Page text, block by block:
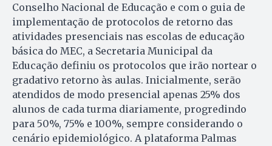
Conselho Nacional de Educação e com o guia de
implementação de protocolos de retorno das
atividades presenciais nas escolas de educação
básica do MEC, a Secretaria Municipal da
Educação definiu os protocolos que irão nortear o
gradativo retorno às aulas. Inicialmente, serão
atendidos de modo presencial apenas 25% dos
alunos de cada turma diariamente, progredindo
para 50%, 75% e 100%, sempre considerando o
cenário epidemiológico. A plataforma Palmas